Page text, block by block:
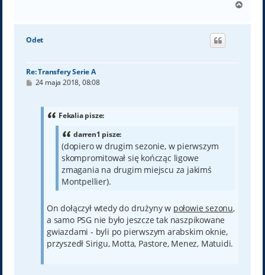
g
Odet
Re: Transfery Serie A
P24 maja 2018, 08:08
Fekalia pisze:
darren1 pisze:
(dopiero w drugim sezonie, w pierwszym
skompromitował się kończąc ligowe
zmagania na drugim miejscu za jakimś
Montpellier).
On dołączył wtedy do drużyny w połowie sezonu,
a samo PSG nie było jeszcze tak naszpikowane
gwiazdami - byli po pierwszym arabskim oknie,
przyszedł Sirigu, Motta, Pastore, Menez, Matuidi.